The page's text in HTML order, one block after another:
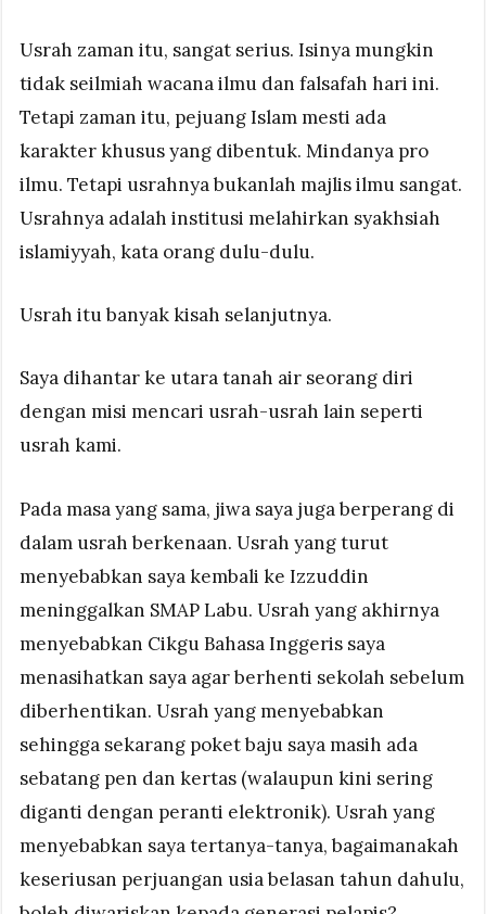
Usrah zaman itu, sangat serius. Isinya mungkin
tidak seilmiah wacana ilmu dan falsafah hari ini.
Tetapi zaman itu, pejuang Islam mesti ada
karakter khusus yang dibentuk. Mindanya pro
ilmu. Tetapi usrahnya bukanlah majlis ilmu sangat.
Usrahnya adalah institusi melahirkan syakhsiah
islamiyyah, kata orang dulu-dulu.
Usrah itu banyak kisah selanjutnya.
Saya dihantar ke utara tanah air seorang diri
dengan misi mencari usrah-usrah lain seperti
usrah kami.
Pada masa yang sama, jiwa saya juga berperang di
dalam usrah berkenaan. Usrah yang turut
menyebabkan saya kembali ke Izzuddin
meninggalkan SMAP Labu. Usrah yang akhirnya
menyebabkan Cikgu Bahasa Inggeris saya
menasihatkan saya agar berhenti sekolah sebelum
diberhentikan. Usrah yang menyebabkan
sehingga sekarang poket baju saya masih ada
sebatang pen dan kertas (walaupun kini sering
diganti dengan peranti elektronik). Usrah yang
menyebabkan saya tertanya-tanya, bagaimanakah
keseriusan perjuangan usia belasan tahun dahulu,